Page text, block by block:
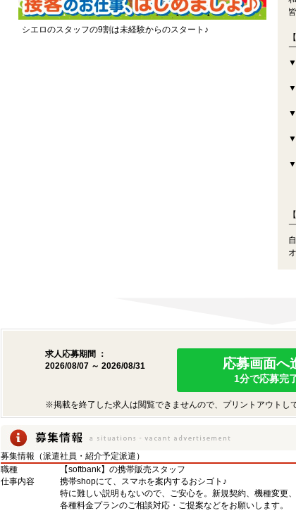
シエロのスタッフの9割は未経験からのスタート♪
▼
▼
▼
▼
求人応募期間 ：
2026/08/07 ～ 2026/08/31
応募画面へ
1分で応募完
※掲載を終了した求人は閲覧できませんので、プリントアウトし
募集情報（派遣社員・紹介予定派遣）
職種
【softbank】の携帯販売スタッフ
仕事内容
携帯shopにて、スマホを案内するおシゴト♪
特に難しい説明もないので、ご安心を。新規契約、機種変更、
各種料金プランのご相談対応・ご提案などをお願いします。